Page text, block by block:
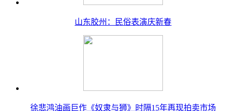
山东胶州：民俗表演庆新春
徐悲鸿油画巨作《奴隶与狮》时隔15年再现拍卖市场